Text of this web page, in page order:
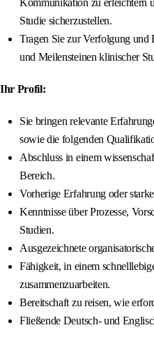
Kommunikation zu erleichtern
Studie sicherzustellen.
Tragen Sie zur Verfolgung und
und Meilensteinen klinischer
Ihr Profil:
Sie bringen relevante
sowie die folgenden
Abschluss in einem
Bereich.
Vorherige Erfahrung oder
Kenntnisse über Prozesse,
Studien.
Ausgezeichnete
Fähigkeit, in einem
zusammenzuarbeiten.
Bereitschaft zu reisen, wie
Fließende Deutsch- und